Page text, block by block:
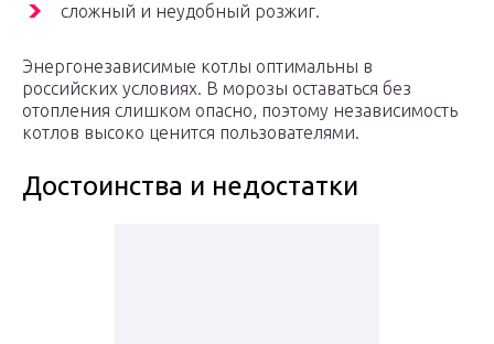
сложный и неудобный розжиг.
Энергонезависимые котлы оптимальны в
российских условиях. В морозы оставаться без
отопления слишком опасно, поэтому независимость
котлов высоко ценится пользователями.
Достоинства и недостатки